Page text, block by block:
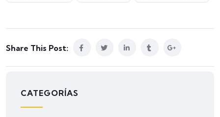
Share This Post:
CATEGORÍAS